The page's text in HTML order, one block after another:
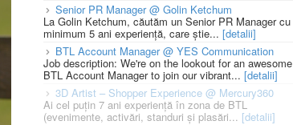
Senior PR Manager @ Golin Ketchum
La Golin Ketchum, căutăm un Senior PR Manager cu
minimum 5 ani experiență, care știe... [detalii]
BTL Account Manager @ YES Communication
Job description: We're on the lookout for an awesome
BTL Account Manager to join our vibrant... [detalii]
3D Artist – Shopper Experience @ Mercury360
Ai cel puțin 7 ani experiență în zona de BTL
(evenimente, activări, standuri și plasări... [detalii]